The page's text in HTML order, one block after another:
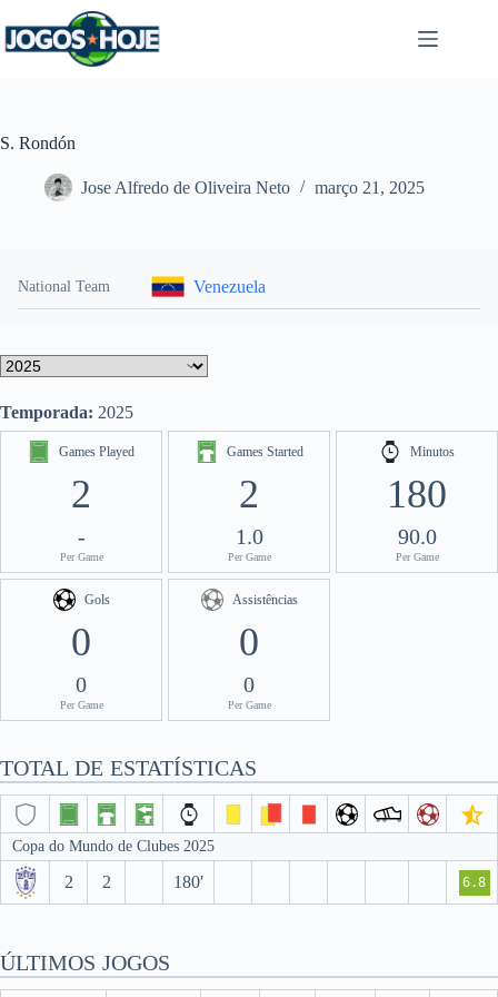
para
o
S. Rondón
Jose Alfredo de Oliveira Neto março 21, 2025
National Team Venezuela
Temporada: 2025
Games Played
2
-
Per Game
Games Started
2
1.0
Per Game
Minutos
180
90.0
Per Game
Gols
0
0
Per Game
Assistências
0
0
Per Game
TOTAL DE ESTATÍSTICAS
Copa do Mundo de Clubes 2025
2 2 180′ 6.8
ÚLTIMOS JOGOS